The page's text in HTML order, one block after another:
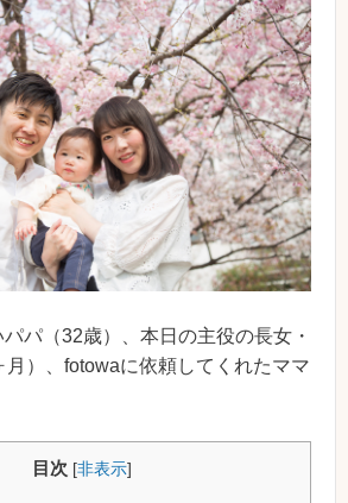
パ（32歳）、本日の主役の長女・
月）、fotowaに依頼してくれたママ
目次 [非表示]